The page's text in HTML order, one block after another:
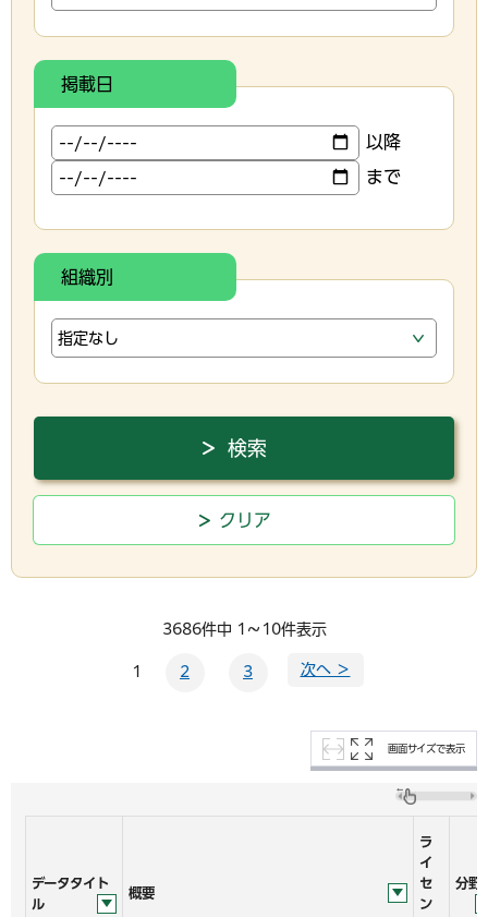
掲載日
以降
まで
組織別
3686件中 1～10件表示
1 2 3 次へ ＞
画面サイズで表示
データタイト
ル
概要
ラ
イ
セ
ン
分野